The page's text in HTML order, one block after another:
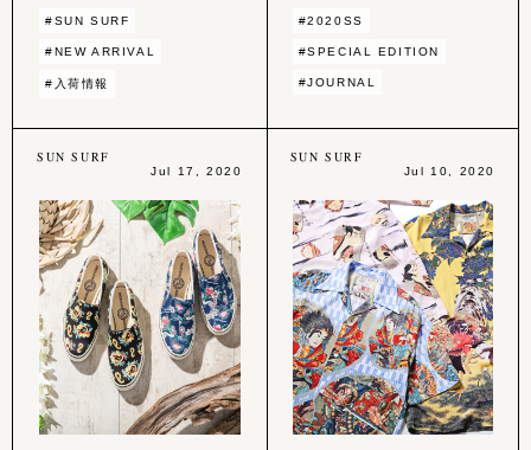
#SUN SURF
#NEW ARRIVAL
#入荷情報
#2020SS
#SPECIAL EDITION
#JOURNAL
SUN SURF
Jul 17, 2020
SUN SURF
Jul 10, 2020